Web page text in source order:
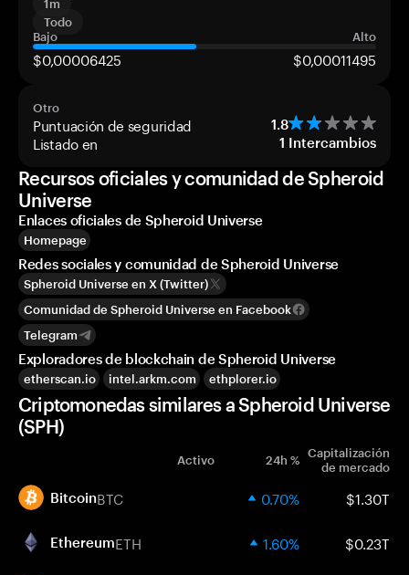
1m
Todo
Bajo
Alto
$0,00006425 $0,00011495
Otro
Puntuación de seguridad 1.8
Listado en 1 Intercambios
Recursos oficiales y comunidad de Spheroid
Universe
Enlaces oficiales de Spheroid Universe
Homepage
Redes sociales y comunidad de Spheroid Universe
Spheroid Universe en X (Twitter)
Comunidad de Spheroid Universe en Facebook
Telegram
Exploradores de blockchain de Spheroid Universe
etherscan.io intel.arkm.com ethplorer.io
Criptomonedas similares a Spheroid Universe
(SPH)
Activo 24h % Capitalización
de mercado
BitcoinBTC 0.70% $1.30T
EthereumETH 1.60% $0.23T